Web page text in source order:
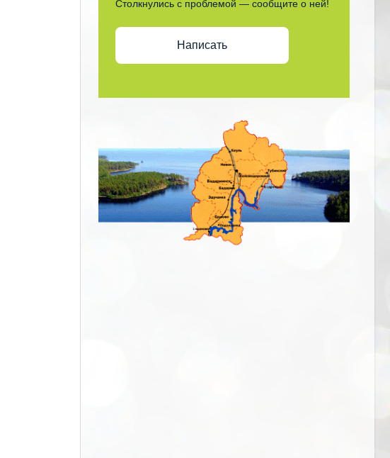
Столкнулись с проблемой — сообщите о ней!
Написать